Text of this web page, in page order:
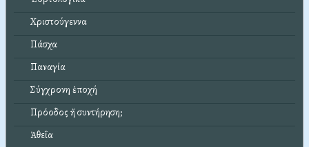
Χριστούγεννα
Πάσχα
Παναγία
Σύγχρονη ἐποχή
Πρόοδος ἤ συντήρηση;
Ἀθεΐα